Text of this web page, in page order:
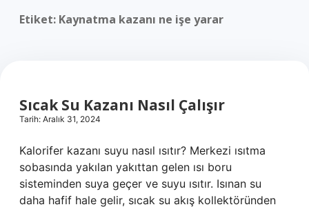
Politikası
Etiket: Kaynatma kazanı ne işe yarar
Sıcak Su Kazanı Nasıl Çalışır
Tarih: Aralık 31, 2024
Kalorifer kazanı suyu nasıl ısıtır? Merkezi ısıtma
sobasında yakılan yakıttan gelen ısı boru
sisteminden suya geçer ve suyu ısıtır. Isınan su
daha hafif hale gelir, sıcak su akış kollektöründen